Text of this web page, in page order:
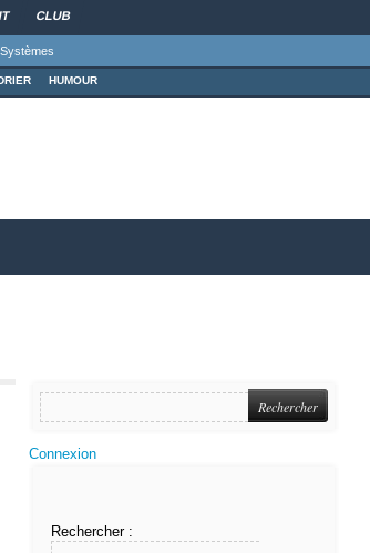
CLUB
Systèmes
HUMOUR
Connexion
Rechercher :